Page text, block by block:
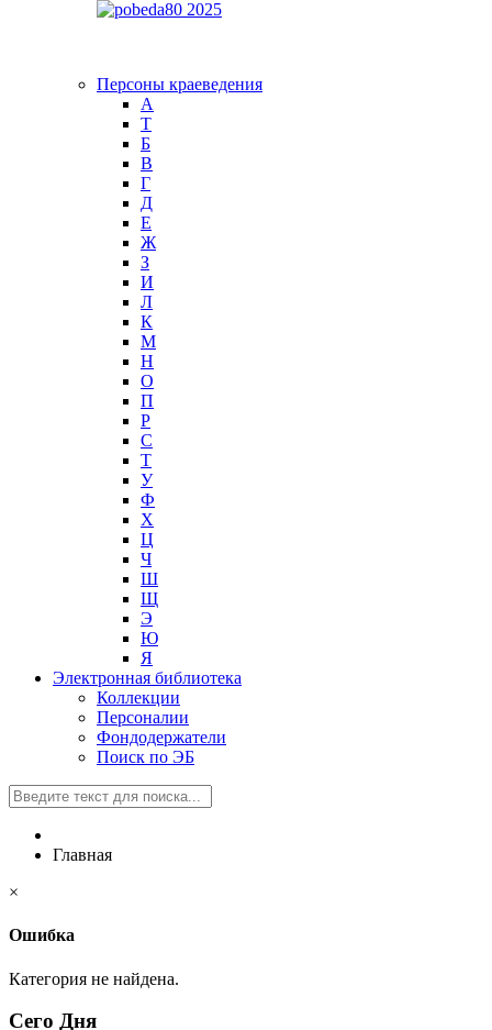
Персоны краеведения
А
T
Б
В
Г
Д
Е
Ж
З
И
Л
К
М
Н
О
П
Р
С
Т
У
Ф
Х
Ц
Ч
Ш
Щ
Э
Ю
Я
Электронная библиотека
Коллекции
Персоналии
Фондодержатели
Поиск по ЭБ
Главная
×
Ошибка
Категория не найдена.
Сего Дня